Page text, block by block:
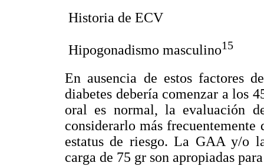
 Historia de ECV
 Hipogonadismo masculino15
En ausencia de estos factores
diabetes debería comenzar a los
oral es normal, la evaluación
considerarlo más
estatus de riesgo. La GAA y/o
carga de 75 gr son apropiadas